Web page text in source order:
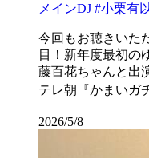
メインDJ #小栗有
今回もお聴きいた
目！新年度最初の
藤百花ちゃんと出
テレ朝『かまい
2026/5/8